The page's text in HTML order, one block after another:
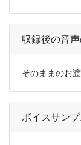
収録後の音
そのままのお
ボイスサン